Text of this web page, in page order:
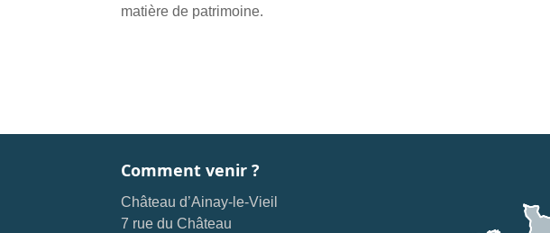
matière de patrimoine.
Comment venir ?
Château d’Ainay-le-Vieil
7 rue du Château